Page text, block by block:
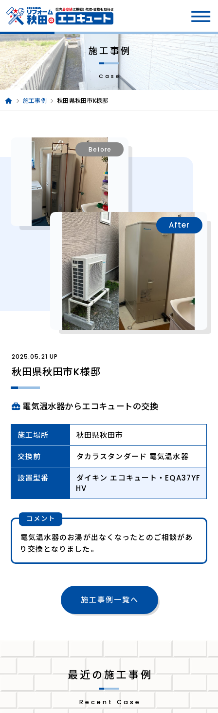
施工事例
Case
施工事例 秋田県秋田市K様邸
Before
After
2025.05.21 UP
秋田県秋田市K様邸
電気温水器からエコキュートの交換
施工場所 秋田県秋田市
交換前 タカラスタンダード 電気温水器
設置型番
ダイキン エコキュート・EQA37YF
HV
コメント
電気温水器のお湯が出なくなったとのご相談があ
り交換となりました。
施工事例一覧へ
最近の施工事例
Recent Case